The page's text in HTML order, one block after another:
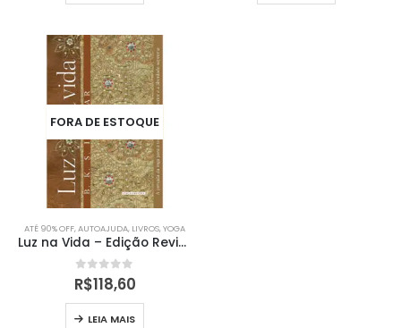
FORA DE ESTOQUE
ATÉ 90% OFF,AUTOAJUDA, LIVROS,YOGA
Luz na Vida – Edição Revisada
0out of 5
R$118,60
LEIA MAIS